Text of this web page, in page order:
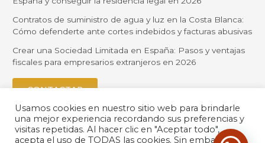
Contratos de suministro de agua y luz en la Costa Blanca:
Cómo defenderte ante cortes indebidos y facturas abusivas
Crear una Sociedad Limitada en España: Pasos y ventajas
fiscales para empresarios extranjeros en 2026
CONTACTAR
Usamos cookies en nuestro sitio web para brindarle
una mejor experiencia recordando sus preferencias y
visitas repetidas. Al hacer clic en "Aceptar todo",
acepta el uso de TODAS las cookies. Sin embargo,